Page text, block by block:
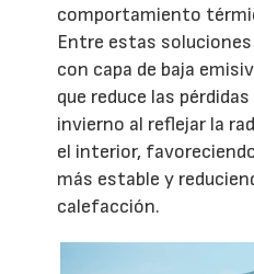
comportamiento
Entre estas
con capa de baja
que reduce las
invierno al reflejar la
el interior,
más estable y
calefacción.